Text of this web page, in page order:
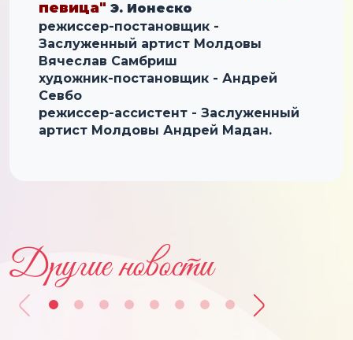
певица" Э. Ионеско
режиссер-постановщик -
Заслуженный артист Молдовы
Вячеслав Самбриш
художник-постановщик - Андрей
Севбо
режиссер-ассистент - Заслуженный
артист Молдовы Андрей Мадан.
Другие новости